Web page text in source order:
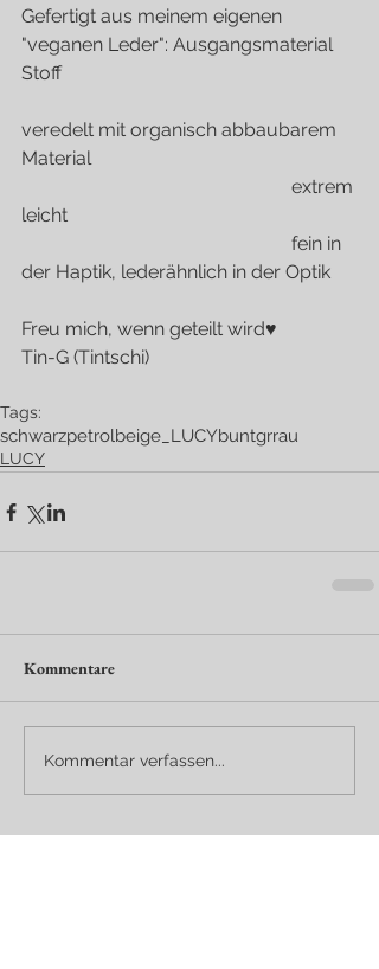
Gefertigt aus meinem eigenen
"veganen Leder": Ausgangsmaterial
Stoff
veredelt mit organisch abbaubarem
Material
leicht
der Haptik, lederähnlich in der Optik
Freu mich, wenn geteilt wird♥
Tin-G (Tintschi)
Tags:
schwarzpetrolbeige _LUCYbuntgrrau
LUCY
Kommentare
Kommentar verfassen...